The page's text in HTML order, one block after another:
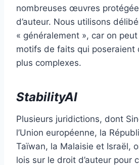
nombreuses œuvres
d’auteur. Nous utilisons
« généralement », car on
motifs de faits qui poseraient
plus complexes.
StabilityAI
Plusieurs juridictions, dont
l’Union européenne, la
Taïwan, la Malaisie et Israël,
lois sur le droit d’auteur pour